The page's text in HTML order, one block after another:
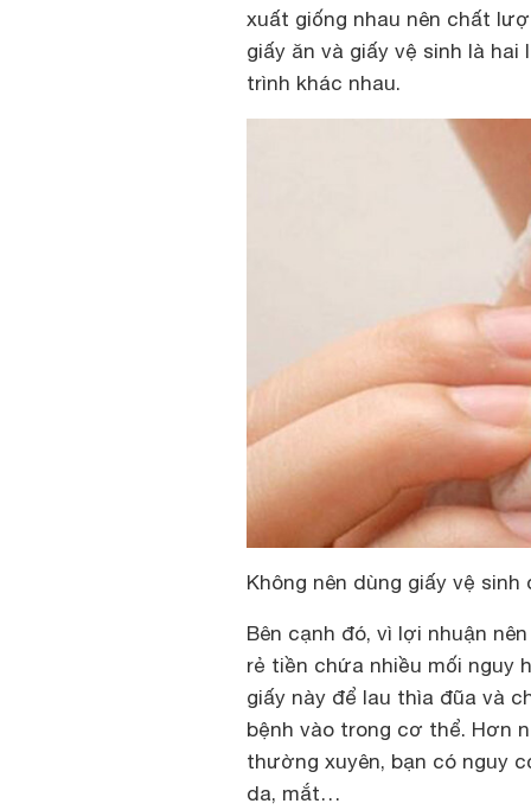
xuất giống nhau nên chất
giấy ăn và giấy vệ sinh là
trình khác nhau.
Không nên dùng giấy vệ
Bên cạnh đó, vì lợi nhuận
rẻ tiền chứa nhiều mối nguy
giấy này để lau thìa đũa và
bệnh vào trong cơ thể. Hơn
thường xuyên, bạn có nguy
da, mắt…